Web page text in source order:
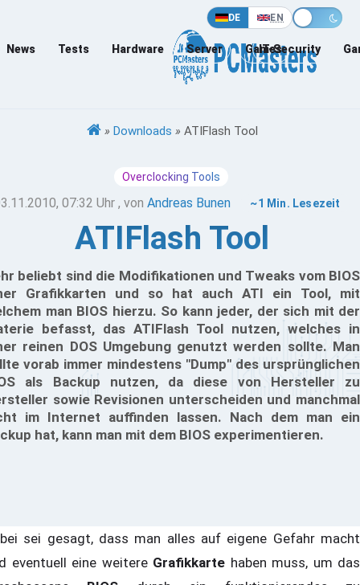
DE EN
News Tests Hardware Server Games
IT-Security
» Downloads » ATIFlash Tool
Overclocking Tools
07:32 Uhr , vonAndreas Bunen ~1 Min. Lesezeit
ATIFlash Tool
beliebt sind die Modifikationen und Tweaks vom BIOS
Grafikkarten und so hat auch ATI ein Tool, mit
man BIOS hierzu. So kann jeder, der sich mit der
befasst, das ATIFlash Tool nutzen, welches in
reinen DOS Umgebung genutzt werden sollte. Man
vorab immer mindestens "Dump" des ursprünglichen
als Backup nutzen, da diese von Hersteller zu
sowie Revisionen unterscheiden und manchmal
im Internet auffinden lassen. Nach dem man ein
hat, kann man mit dem BIOS experimentieren.
sei gesagt, dass man alles auf eigene Gefahr macht
eventuell eine weitere Grafikkarte haben muss, um das